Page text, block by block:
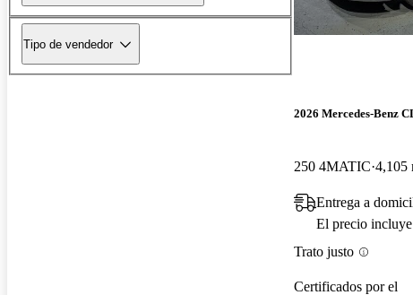
Tipo de vendedor
2026 Mercedes-Benz
250 4MATIC 4,105
Entrega a
El precio
Trato justo
Certificados por el